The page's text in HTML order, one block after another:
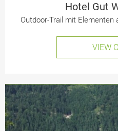
Hotel Gut
Outdoor-Trail mit Elementen
VIEW